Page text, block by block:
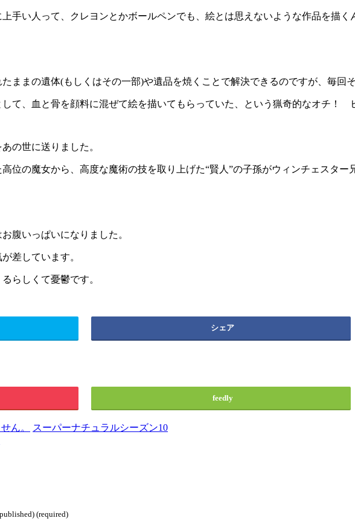
手い人って、クレヨンとかボールペンでも、絵とは思えないような作品を描く
ままの遺体(もしくはその一部)や遺品を焼くことで解決できるのですが、毎回
て、血と骨を顔料に混ぜて絵を描いてもらっていた、という猟奇的なオチ！
の世に送りました。
位の魔女から、高度な魔術の技を取り上げた“賢人”の子孫がウィンチェスタ
腹いっぱいになりました。
差しています。
らしくて憂鬱です。
シェア
feedly
ん。
スーパーナチュラルシーズン10
(required)